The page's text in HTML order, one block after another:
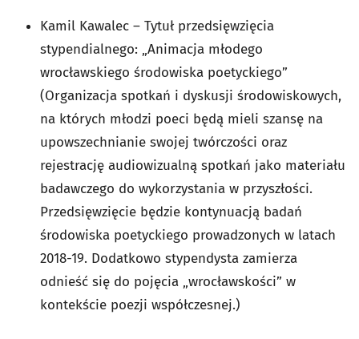
Kamil Kawalec – Tytuł przedsięwzięcia
stypendialnego: „Animacja młodego
wrocławskiego środowiska poetyckiego”
(Organizacja spotkań i dyskusji środowiskowych,
na których młodzi poeci będą mieli szansę na
upowszechnianie swojej twórczości oraz
rejestrację audiowizualną spotkań jako materiału
badawczego do wykorzystania w przyszłości.
Przedsięwzięcie będzie kontynuacją badań
środowiska poetyckiego prowadzonych w latach
2018-19. Dodatkowo stypendysta zamierza
odnieść się do pojęcia „wrocławskości” w
kontekście poezji współczesnej.)